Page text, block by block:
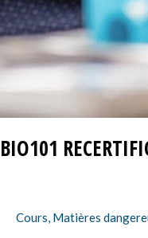
BIO101
Cours, Matières